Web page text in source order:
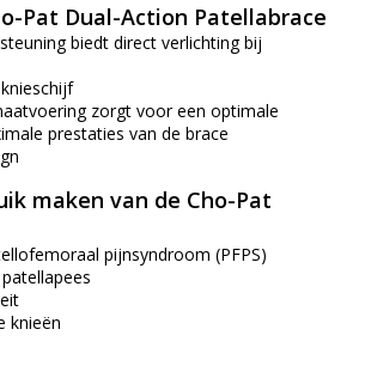
Pat Dual-Action Patellabrace
biedt direct verlichting bij
zorgt voor een optimale
prestaties van de brace
maken van de Cho-Pat
pijnsyndroom (PFPS)
knieën